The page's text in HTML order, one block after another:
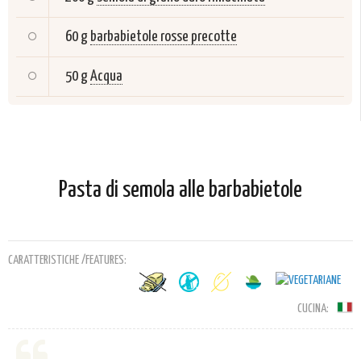
60 g barbabietole rosse precotte
50 gAcqua
Pasta di semola alle barbabietole
CARATTERISTICHE /FEATURES:
CUCINA: